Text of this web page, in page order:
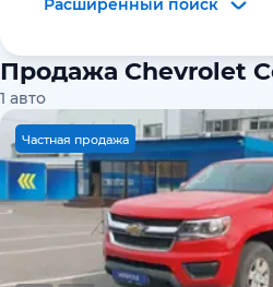
Расширенный поиск
Продажа Chevrolet
1 авто
Частная продажа